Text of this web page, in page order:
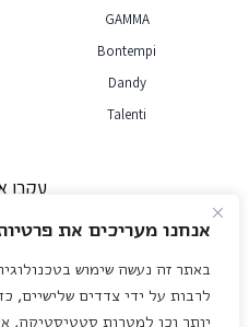
אנחנו מעריכים את
לרבות על ידי צדדים שלישיים,
יותר וכן למטרות סטטיסטיקה,
GAMMA
Bontempi
Dandy
Talenti
עקבו